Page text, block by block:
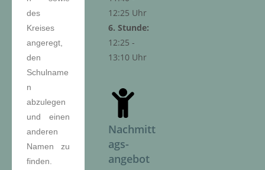
12:25 Uhr
6. Stunde:
12:25 -
13:10 Uhr
Nachmitt
ags-
angebot
des
Kreises
angeregt,
den
Schulname
n
abzulegen
und einen
anderen
Namen zu
finden.